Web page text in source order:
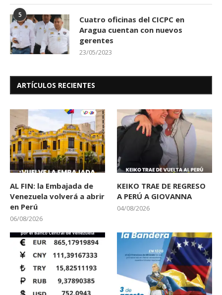
5
Cuatro oficinas del CICPC en
Aragua cuentan con nuevos
gerentes
23/05/2023
ARTÍCULOS RECIENTES
AL FIN: la Embajada de
Venezuela volverá a abrir
en Perú
06/08/2026
KEIKO TRAE DE REGRESO
A PERÚ A GIOVANNA
04/08/2026